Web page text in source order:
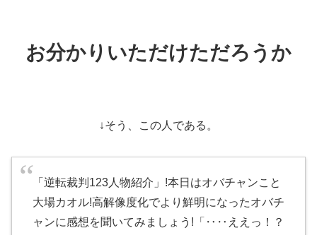
お分かりいただけただろうか
↓そう、この人である。
「逆転裁判123人物紹介」!本日はオバチャンこと
大場カオル!高解像度化でより鮮明になったオバチ
ャンに感想を聞いてみましょう!「‥‥ええっ！？